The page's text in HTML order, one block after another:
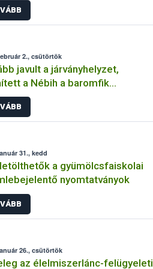
2., csütörtök
javult a járványhelyzet,
a Nébih a baromfik
vonatkozó ideiglenes
31., kedd
a gyümölcsfaiskolai
nyomtatványok
26., csütörtök
az élelmiszerlánc-felügyeleti